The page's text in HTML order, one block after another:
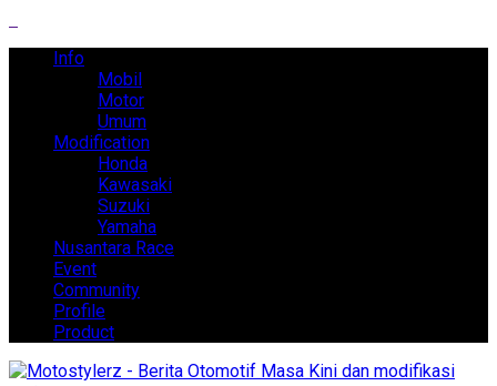
Info
Mobil
Motor
Umum
Modification
Honda
Kawasaki
Suzuki
Yamaha
Nusantara Race
Event
Community
Profile
Product